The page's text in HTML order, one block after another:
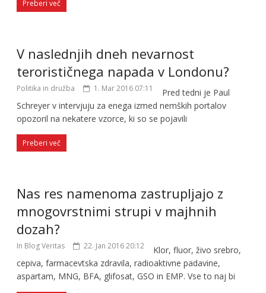
Preberi več
V naslednjih dneh nevarnost
terorističnega napada v Londonu?
Politika in družba 1. Mar 2016 07:11
Pred tedni je Paul
Schreyer v intervjuju za enega izmed nemških portalov
opozoril na nekatere vzorce, ki so se pojavili
Preberi več
Nas res namenoma zastrupljajo z
mnogovrstnimi strupi v majhnih
dozah?
In Blog Veritas 22. Jan 2016 20:12
Klor, fluor, živo srebro,
cepiva, farmacevtska zdravila, radioaktivne padavine,
aspartam, MNG, BFA, glifosat, GSO in EMP. Vse to naj bi